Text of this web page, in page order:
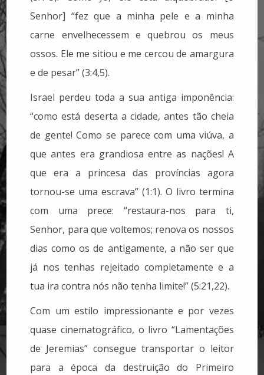
Senhor] “fez que a minha pele e a minha
carne envelhecessem e quebrou os meus
ossos. Ele me sitiou e me cercou de amargura
e de pesar” (3:4,5).
Israel perdeu toda a sua antiga imponência:
“como está deserta a cidade, antes tão cheia
de gente! Como se parece com uma viúva, a
que antes era grandiosa entre as nações! A
que era a princesa das províncias agora
tornou-se uma escrava” (1:1). O livro termina
com uma prece: “restaura-nos para ti,
Senhor, para que voltemos; renova os nossos
dias como os de antigamente, a não ser que
já nos tenhas rejeitado completamente e a
tua ira contra nós não tenha limite!” (5:21,22).
Com um estilo impressionante e por vezes
quase cinematográfico, o livro “Lamentações
de Jeremias” consegue transportar o leitor
para a época da destruição do Primeiro